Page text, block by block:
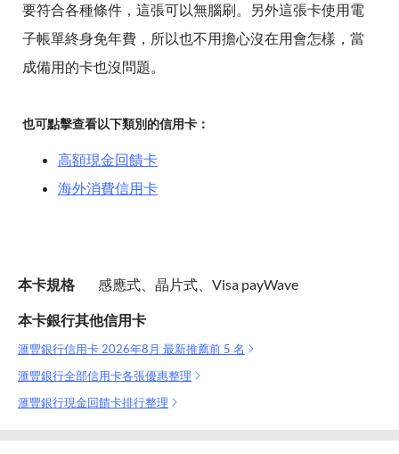
要符合各種條件，這張可以無腦刷。另外這張卡使用電
子帳單終身免年費，所以也不用擔心沒在用會怎樣，當
成備用的卡也沒問題。
也可點擊查看以下類別的信用卡：
高額現金回饋卡
海外消費信用卡
本卡規格 感應式、晶片式、Visa payWave
本卡銀行其他信用卡
滙豐銀行信用卡 2026年8月 最新推薦前 5 名
滙豐銀行全部信用卡各張優惠整理
滙豐銀行現金回饋卡排行整理